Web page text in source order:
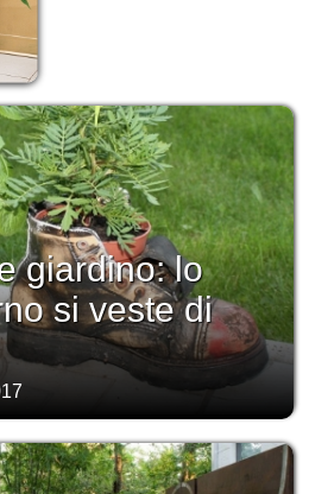
giardino: lo
si veste di